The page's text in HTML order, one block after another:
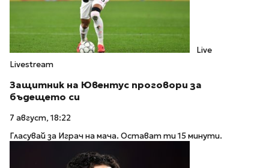
Live
Livestream
Защитник на Ювентус проговори за
бъдещето си
7 август, 18:22
Гласувай за Играч на мача. Остават ти 15 минути.